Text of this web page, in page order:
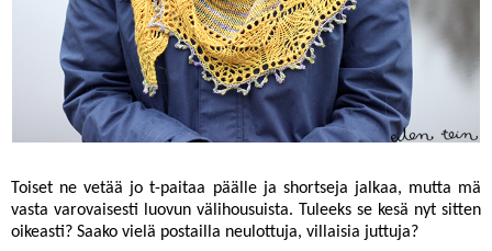
Toiset ne vetää jo t-paitaa päälle ja shortseja jalkaa, mutta mä
vasta varovaisesti luovun välihousuista. Tuleeks se kesä nyt sitten
oikeasti? Saako vielä postailla neulottuja, villaisia juttuja?